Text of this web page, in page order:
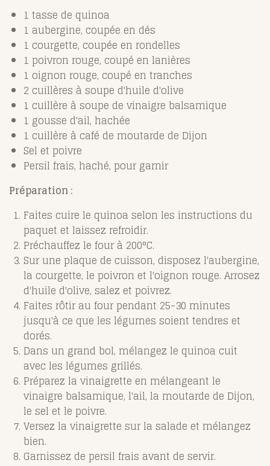
1 tasse de quinoa
1 aubergine, coupée en dés
1 courgette, coupée en rondelles
1 poivron rouge, coupé en lanières
1 oignon rouge, coupé en tranches
2 cuillères à soupe d'huile d'olive
1 cuillère à soupe de vinaigre balsamique
1 gousse d'ail, hachée
1 cuillère à café de moutarde de Dijon
Sel et poivre
Persil frais, haché, pour garnir
Préparation :
Faites cuire le quinoa selon les instructions du
paquet et laissez refroidir.
Préchauffez le four à 200°C.
Sur une plaque de cuisson, disposez l'aubergine,
la courgette, le poivron et l'oignon rouge. Arrosez
d'huile d'olive, salez et poivrez.
Faites rôtir au four pendant 25-30 minutes
jusqu'à ce que les légumes soient tendres et
dorés.
Dans un grand bol, mélangez le quinoa cuit
avec les légumes grillés.
Préparez la vinaigrette en mélangeant le
vinaigre balsamique, l'ail, la moutarde de Dijon,
le sel et le poivre.
Versez la vinaigrette sur la salade et mélangez
bien.
Garnissez de persil frais avant de servir.